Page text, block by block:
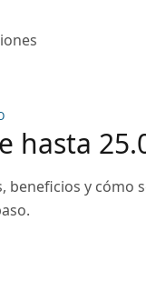
hasta
beneficios y cómo